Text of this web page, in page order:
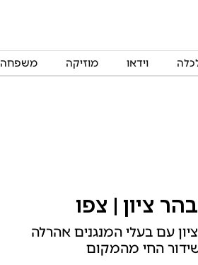
וידאו מוזיקה משפחה
ציון | צפו
עם בעלי המנגנים אהרלה
החי מהמקום